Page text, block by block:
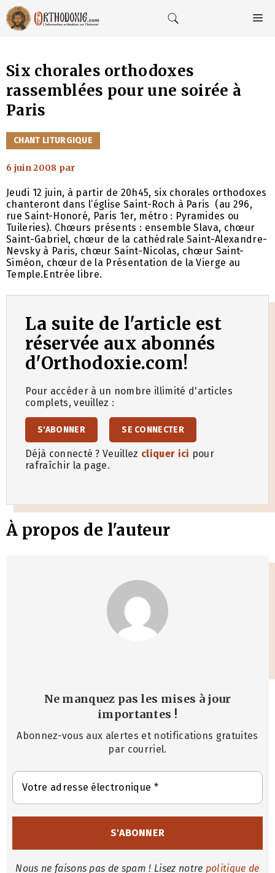
Aller
au
contenu
Six chorales orthodoxes
rassemblées pour une soirée à
Paris
CATÉGORIES
CHANT LITURGIQUE
6 juin 2008 par
Jeudi 12 juin, à partir de 20h45, six chorales orthodoxes
chanteront dans l’église Saint-Roch à Paris (au 296,
rue Saint-Honoré, Paris 1er, métro : Pyramides ou
Tuileries). Chœurs présents : ensemble Slava, chœur
Saint-Gabriel, chœur de la cathédrale Saint-Alexandre-
Nevsky à Paris, chœur Saint-Nicolas, chœur Saint-
Siméon, chœur de la Présentation de la Vierge au
Temple.Entrée libre.
La suite de l'article est
réservée aux abonnés
d'Orthodoxie.com!
Pour accéder à un nombre illimité d'articles
complets, veuillez :
S'ABONNER SE CONNECTER
Déjà connecté ? Veuillez cliquer ici pour
rafraîchir la page.
À propos de l'auteur
Ne manquez pas les mises à jour
importantes !
Abonnez-vous aux alertes et notifications gratuites
par courriel.
Nous ne faisons pas de spam ! Lisez notre politique de